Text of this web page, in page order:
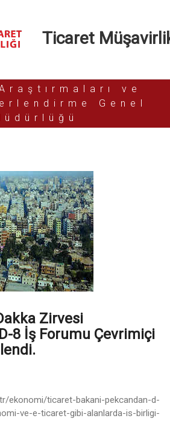
Ticaret
ve
Genel
Zirvesi
8 İş Forumu Çevrimiçi
ekonomi/ticaret-bakani-pekcandan-d-
ve-e-ticaret-gibi-alanlarda-is-birligi-